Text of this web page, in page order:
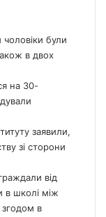
чоловіки були
в двох
на 30-
заявили,
зі сторони
від
в школі між
в